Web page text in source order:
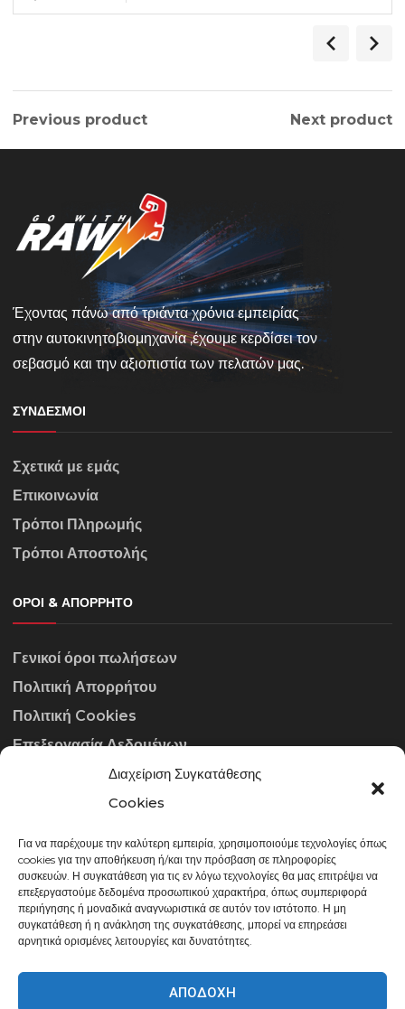
Διαχείριση Συγκατάθεσης
Cookies
Για να παρέχουμε την καλύτερη εμπειρία, χρησιμοποιούμε τεχνολογίες όπως
cookies για την αποθήκευση ή/και την πρόσβαση σε πληροφορίες
συσκευών. Η συγκατάθεση για τις εν λόγω τεχνολογίες θα μας επιτρέψει να
επεξεργαστούμε δεδομένα προσωπικού χαρακτήρα, όπως συμπεριφορά
περιήγησης ή μοναδικά αναγνωριστικά σε αυτόν τον ιστότοπο. Η μη
συγκατάθεση ή η ανάκληση της συγκατάθεσης, μπορεί να επηρεάσει
αρνητικά ορισμένες λειτουργίες και δυνατότητες.
ΑΠΟΔΟΧΉ
Previous product Next product
Έχοντας πάνω από τριάντα χρόνια εμπειρίας
στην αυτοκινητοβιομηχανία ,έχουμε κερδίσει τον
σεβασμό και την αξιοπιστία των πελατών μας.
ΣΎΝΔΕΣΜΟΙ
Σχετικά με εμάς
Επικοινωνία
Τρόποι Πληρωμής
Τρόποι Αποστολής
ΌΡΟΙ & ΑΠΌΡΡΗΤΟ
Γενικοί όροι πωλήσεων
Πολιτική Απορρήτου
Πολιτική Cookies
Επεξεργασία Δεδομένων
ΣΤΟΙΧΕΊΑ ΕΠΙΚΟΙΝΩΝΊΑΣ
info@gowithraw.gr
24310 35062
Δευ. - Παρ. 08:00 - 20:00